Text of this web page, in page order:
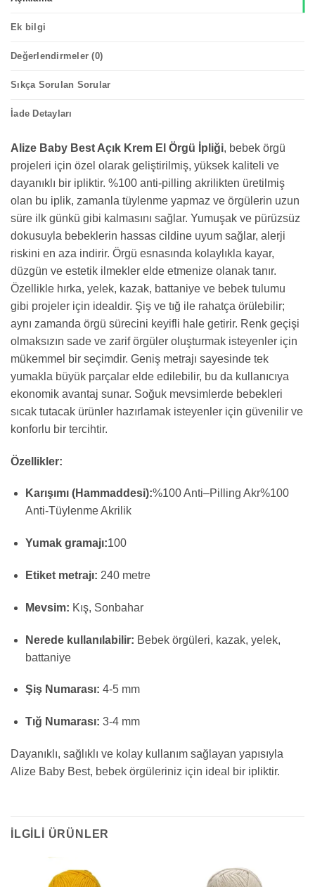
Ek bilgi
Değerlendirmeler (0)
Sıkça Sorulan Sorular
İade Detayları
Alize Baby Best Açık Krem El Örgü İpliği, bebek örgü
projeleri için özel olarak geliştirilmiş, yüksek kaliteli ve
dayanıklı bir ipliktir. %100 anti-pilling akrilikten üretilmiş
olan bu iplik, zamanla tüylenme yapmaz ve örgülerin uzun
süre ilk günkü gibi kalmasını sağlar. Yumuşak ve pürüzsüz
dokusuyla bebeklerin hassas cildine uyum sağlar, alerji
riskini en aza indirir. Örgü esnasında kolaylıkla kayar,
düzgün ve estetik ilmekler elde etmenize olanak tanır.
Özellikle hırka, yelek, kazak, battaniye ve bebek tulumu
gibi projeler için idealdir. Şiş ve tığ ile rahatça örülebilir;
aynı zamanda örgü sürecini keyifli hale getirir. Renk geçişi
olmaksızın sade ve zarif örgüler oluşturmak isteyenler için
mükemmel bir seçimdir. Geniş metrajı sayesinde tek
yumakla büyük parçalar elde edilebilir, bu da kullanıcıya
ekonomik avantaj sunar. Soğuk mevsimlerde bebekleri
sıcak tutacak ürünler hazırlamak isteyenler için güvenilir ve
konforlu bir tercihtir.
Özellikler:
Karışımı (Hammaddesi):%100Anti–Pilling Akr%100
Anti-Tüylenme Akrilik
Yumak gramajı:100
Etiket metrajı: 240 metre
Mevsim: Kış, Sonbahar
Nerede kullanılabilir: Bebek örgüleri, kazak, yelek,
battaniye
Şiş Numarası: 4-5 mm
Tığ Numarası: 3-4 mm
Dayanıklı, sağlıklı ve kolay kullanım sağlayan yapısıyla
Alize Baby Best, bebek örgüleriniz için ideal bir ipliktir.
İLGILI ÜRÜNLER